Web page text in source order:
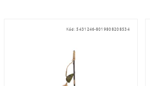
Kód:5431246-8019808208534